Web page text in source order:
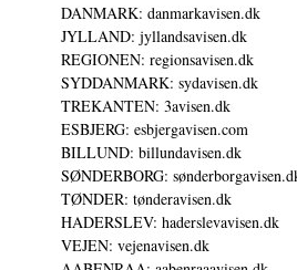
DANMARK: danmarkavisen.dk
JYLLAND: jyllandsavisen.dk
REGIONEN: regionsavisen.dk
SYDDANMARK: sydavisen.dk
TREKANTEN: 3avisen.dk
ESBJERG: esbjergavisen.com
BILLUND: billundavisen.dk
SØNDERBORG:
TØNDER: tønderavisen.dk
HADERSLEV: haderslevavisen.dk
VEJEN: vejenavisen.dk